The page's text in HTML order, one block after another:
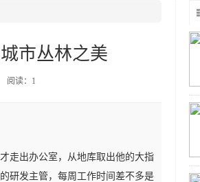
市丛林之美
阅读：1
走出办公室，从地库取出他的大指
研发主管，每周工作时间差不多是